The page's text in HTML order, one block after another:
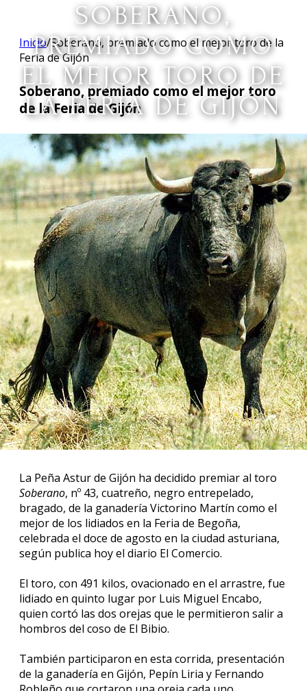
SOBERANO,
PREMIADO COMO
EL MEJOR TORO DE
LA FERIA DE GIJÓN
Inicio/Soberano, premiado como el mejor toro de la
Feria de Gijón
Soberano, premiado como el mejor toro
de la Feria de Gijón
La Peña Astur de Gijón ha decidido premiar al toro
Soberano, nº 43, cuatreño, negro entrepelado,
bragado, de la ganadería Victorino Martín como el
mejor de los lidiados en la Feria de Begoña,
celebrada el doce de agosto en la ciudad asturiana,
según publica hoy el diario El Comercio.
El toro, con 491 kilos, ovacionado en el arrastre, fue
lidiado en quinto lugar por Luis Miguel Encabo,
quien cortó las dos orejas que le permitieron salir a
hombros del coso de El Bibio.
También participaron en esta corrida, presentación
de la ganadería en Gijón, Pepín Liria y Fernando